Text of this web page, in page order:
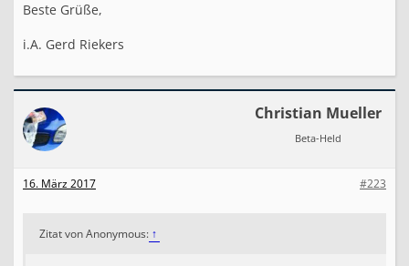
Beste Grüße,
i.A. Gerd Riekers
Christian Mueller
Beta-Held
#223
16. März 2017
Zitat von Anonymous: ↑